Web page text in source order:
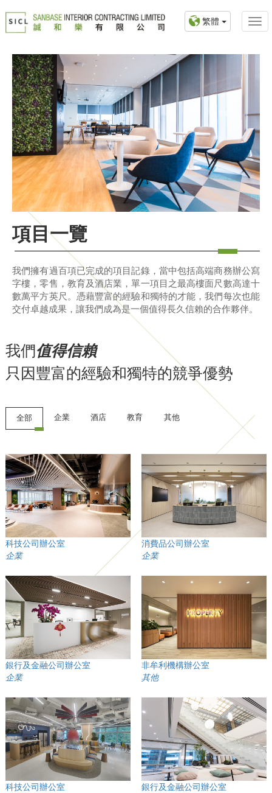
繁體
項目一覽
我們擁有過百項已完成的項目記錄，當中包括高端商務辦公寫
字樓，零售，教育及酒店業，單一項目之最高樓面尺數高達十
數萬平方英尺。憑藉豐富的經驗和獨特的才能，我們每次也能
交付卓越成果，讓我們成為是一個值得長久信賴的合作夥伴。
我們值得信賴
只因豐富的經驗和獨特的競爭優勢
全部 企業 酒店 教育 其他
科技公司辦公室
企業
消費品公司辦公室
企業
銀行及金融公司辦公室
企業
非牟利機構辦公室
其他
科技公司辦公室
銀行及金融公司辦公室